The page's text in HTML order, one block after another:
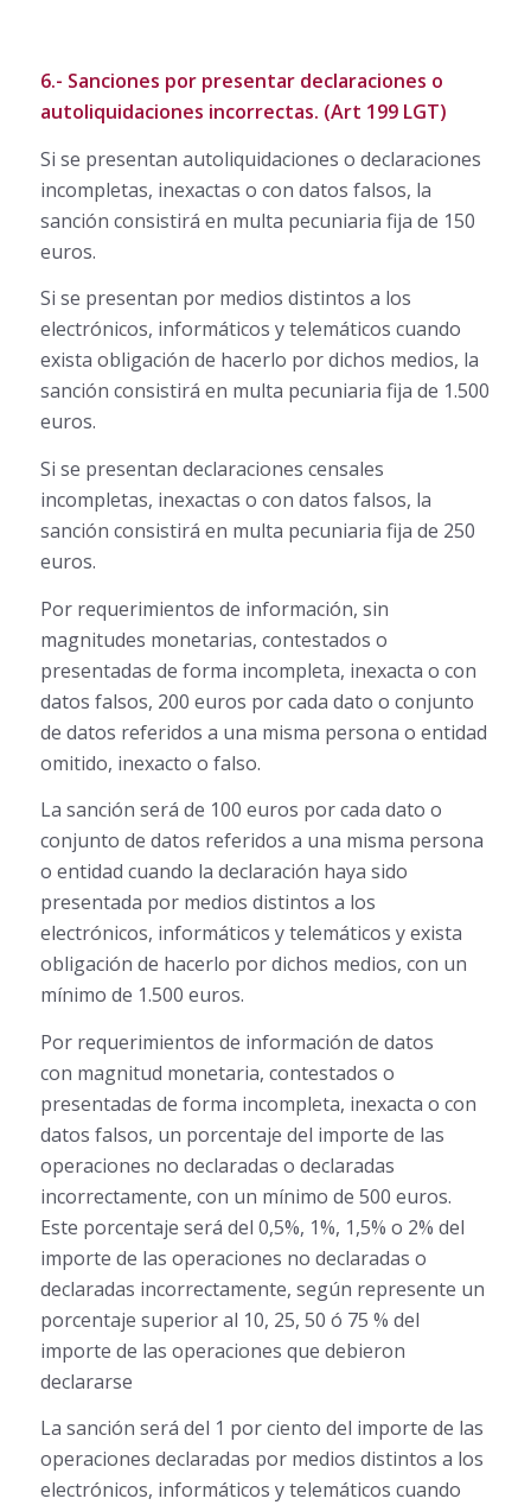
6.- Sanciones por presentar declaraciones o
autoliquidaciones incorrectas. (Art 199 LGT)
Si se presentan autoliquidaciones o declaraciones
incompletas, inexactas o con datos falsos, la
sanción consistirá en multa pecuniaria fija de 150
euros.
Si se presentan por medios distintos a los
electrónicos, informáticos y telemáticos cuando
exista obligación de hacerlo por dichos medios, la
sanción consistirá en multa pecuniaria fija de 1.500
euros.
Si se presentan declaraciones censales
incompletas, inexactas o con datos falsos, la
sanción consistirá en multa pecuniaria fija de 250
euros.
Por requerimientos de información, sin
magnitudes monetarias, contestados o
presentadas de forma incompleta, inexacta o con
datos falsos, 200 euros por cada dato o conjunto
de datos referidos a una misma persona o entidad
omitido, inexacto o falso.
La sanción será de 100 euros por cada dato o
conjunto de datos referidos a una misma persona
o entidad cuando la declaración haya sido
presentada por medios distintos a los
electrónicos, informáticos y telemáticos y exista
obligación de hacerlo por dichos medios, con un
mínimo de 1.500 euros.
Por requerimientos de información de datos
con magnitud monetaria, contestados o
presentadas de forma incompleta, inexacta o con
datos falsos, un porcentaje del importe de las
operaciones no declaradas o declaradas
incorrectamente, con un mínimo de 500 euros.
Este porcentaje será del 0,5%, 1%, 1,5% o 2% del
importe de las operaciones no declaradas o
declaradas incorrectamente, según represente un
porcentaje superior al 10, 25, 50 ó 75 % del
importe de las operaciones que debieron
declararse
La sanción será del 1 por ciento del importe de las
operaciones declaradas por medios distintos a los
electrónicos, informáticos y telemáticos cuando